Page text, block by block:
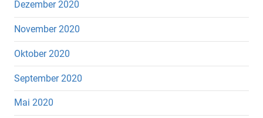
Dezember 2020
November 2020
Oktober 2020
September 2020
Mai 2020